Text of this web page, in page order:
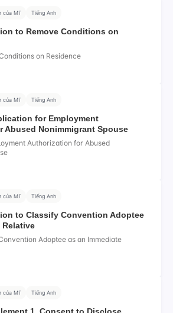
của Mĩ Tiếng Anh
to Remove Conditions on
on Residence
của Mĩ Tiếng Anh
for Employment
Abused Nonimmigrant Spouse
Authorization for Abused
của Mĩ Tiếng Anh
to Classify Convention Adoptee
Relative
Adoptee as an Immediate
của Mĩ Tiếng Anh